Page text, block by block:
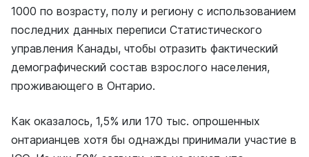
1000 по возрасту, полу и региону с использованием
последних данных переписи Статистического
управления Канады, чтобы отразить фактический
демографический состав взрослого населения,
проживающего в Онтарио.
Как оказалось, 1,5% или 170 тыс. опрошенных
онтарианцев хотя бы однажды принимали участие в